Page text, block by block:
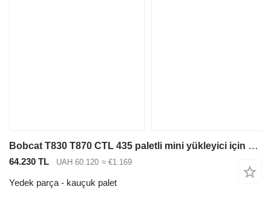
Bobcat T830 T870 CTL 435 paletli mini yükleyici için kauçuk palet
64.230 TL UAH 60.120 ≈ €1.169
Yedek parça - kauçuk palet